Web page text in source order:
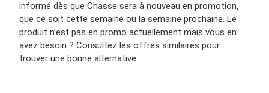
informé dès que Chasse sera à nouveau en promotion,
que ce soit cette semaine ou la semaine prochaine. Le
produit n’est pas en promo actuellement mais vous en
avez besoin ? Consultez les offres similaires pour
trouver une bonne alternative.